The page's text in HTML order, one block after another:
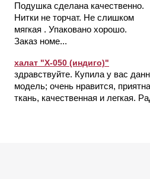
Подушка сделана качественно.
Нитки не торчат. Не слишком
мягкая . Упаковано хорошо.
Заказ номе...
халат "Х-050 (индиго)"
здравствуйте. Купила у вас
модель; очень нравится,
ткань, качественная и легкая.